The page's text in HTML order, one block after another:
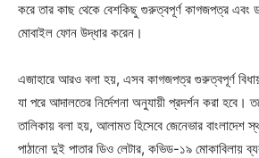
করে তার কাছ থেকে বেশকিছু গুরুত্বপূর্ণ কাগজপত্র এবং
মোবাইল ফোন উদ্ধার করেন।
এজাহারে আরও বলা হয়, এসব কাগজপত্র গুরুত্বপূর্ণ
যা পরে আদালতের নির্দেশনা অনুযায়ী প্রদর্শন করা হবে।
তালিকায় বলা হয়, আলামত হিসেবে জেনেভার বাংলাদেশ
পাঠানো দুই পাতার ডিও লেটার, কভিড-১৯ মোকাবিলায়